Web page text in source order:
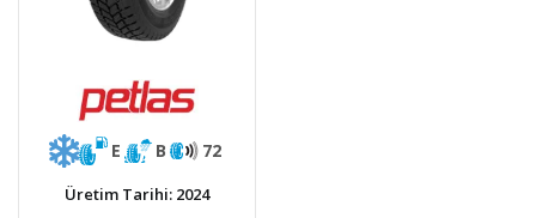
E B 72
Üretim Tarihi: 2024